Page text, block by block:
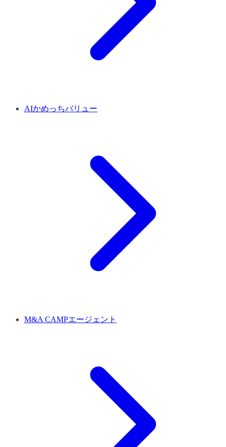
AIかめっちバリュー
M&A CAMPエージェント